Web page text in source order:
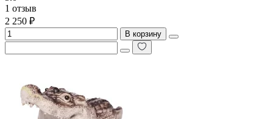
1 отзыв
2 250 ₽
В корзину